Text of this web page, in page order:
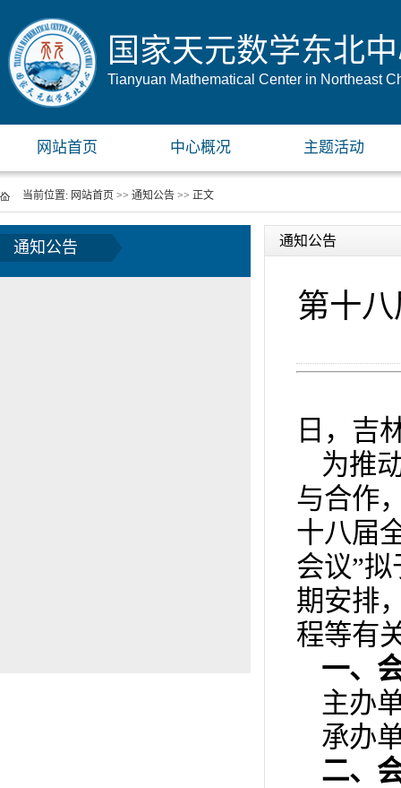
国家天元数学东北
Tianyuan Mathematical Center in Northeast
网站首页 中心概况 主题活动
当前位置: 网站首页 >> 通知公告 >> 正文
通知公告 通知公告
第十
日，吉
为推
与合作
十八届
会议”
期安排
程等有
一、
主办
承办
二、